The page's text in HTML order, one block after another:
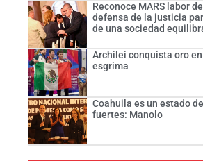
Reconoce MARS labor
defensa de la justicia
de una sociedad
Archilei conquista oro
esgrima
Coahuila es un estado
fuertes: Manolo